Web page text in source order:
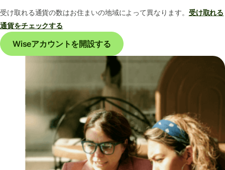
受け取れる通貨の数はお住まいの地域によって異なります。 受け取れる
通貨をチェックする
Wiseアカウントを開設する